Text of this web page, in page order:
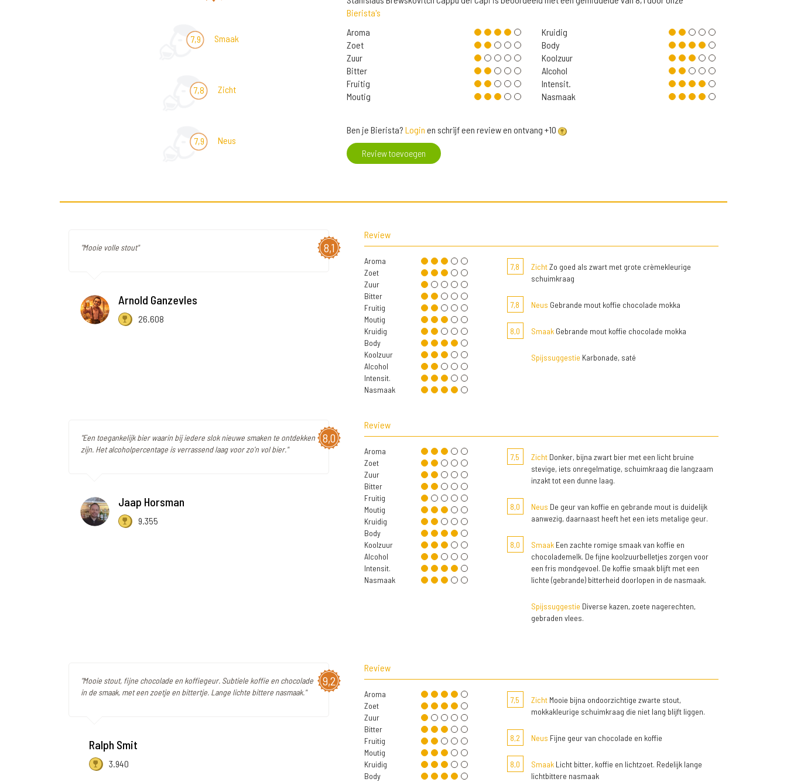
7,9 Smaak
7,8 Zicht
7,9 Neus
Bierista's
Aroma
Zoet
Zuur
Bitter
Fruitig
Moutig
Kruidig
Body
Koolzuur
Alcohol
Intensit.
Nasmaak
Ben je Bierista? Login en schrijf een review en ontvang +10
Review toevoegen
8,1
"Mooie volle stout"
Arnold Ganzevles
26.608
Review
Aroma
Zoet
Zuur
Bitter
Fruitig
Moutig
Kruidig
Body
Koolzuur
Alcohol
Intensit.
Nasmaak
7,8 ZichtZo goed als zwart met grote crèmekleurige
schuimkraag
7,8 Neus Gebrande mout koffie chocolade mokka
8,0 SmaakGebrande mout koffie chocolade mokka
Spijssuggestie Karbonade, saté
8,0
"Een toegankelijk bier waarin bij iedere slok nieuwe smaken te ontdekken
zijn. Het alcoholpercentage is verrassend laag voor zo'n vol bier."
Jaap Horsman
9.355
Review
Aroma
Zoet
Zuur
Bitter
Fruitig
Moutig
Kruidig
Body
Koolzuur
Alcohol
Intensit.
Nasmaak
7,5 ZichtDonker, bijna zwart bier met een licht bruine
stevige, iets onregelmatige, schuimkraag die langzaam
inzakt tot een dunne laag.
8,0 Neus De geur van koffie en gebrande mout is duidelijk
aanwezig, daarnaast heeft het een iets metalige geur.
8,0 SmaakEen zachte romige smaak van koffie en
chocolademelk. De fijne koolzuurbelletjes zorgen voor
een fris mondgevoel. De koffie smaak blijft met een
lichte (gebrande) bitterheid doorlopen in de nasmaak.
Spijssuggestie Diverse kazen, zoete nagerechten,
gebraden vlees.
9,2
"Mooie stout, fijne chocolade en koffiegeur. Subtiele koffie en chocolade
in de smaak, met een zoetje en bittertje. Lange lichte bittere nasmaak."
Ralph Smit
3.940
Review
Aroma
Zoet
Zuur
Bitter
Fruitig
Moutig
Kruidig
Body
7,5 ZichtMooie bijna ondoorzichtige zwarte stout,
mokkakleurige schuimkraag die niet lang blijft liggen.
8,2 Neus Fijne geur van chocolade en koffie
8,0 SmaakLicht bitter, koffie en lichtzoet. Redelijk lange
lichtbittere nasmaak